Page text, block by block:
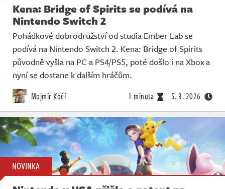
Kena: Bridge of Spirits se podívá na
Nintendo Switch 2
Pohádkové dobrodružství od studia Ember Lab se
podívá na Nintendo Switch 2. Kena: Bridge of Spirits
původně vyšla na PC a PS4/PS5, poté došlo i na Xbox a
nyní se dostane k dalším hráčům.
Mojmír Kočí 1 minuta 5. 3. 2026
NOVINKA